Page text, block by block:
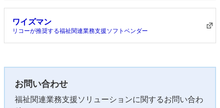
ワイズマン
リコーが推奨する福祉関連業務支援ソフトベンダー
お問い合わせ
福祉関連業務支援ソリューションに関するお問い合わ